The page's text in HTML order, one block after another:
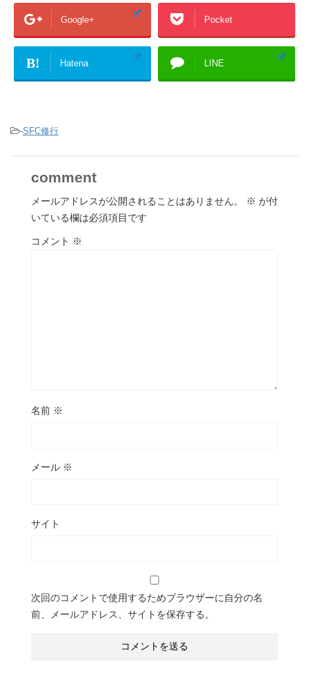
Google+ Pocket
B! Hatena LINE
-SFC修行
comment
メールアドレスが公開されることはありません。 ※ が付
いている欄は必須項目です
コメント ※
名前 ※
メール ※
サイト
次回のコメントで使用するためブラウザーに自分の名
前、メールアドレス、サイトを保存する。